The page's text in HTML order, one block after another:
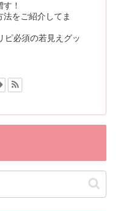
！
をご紹介してま
ピ必須の若見えグッ